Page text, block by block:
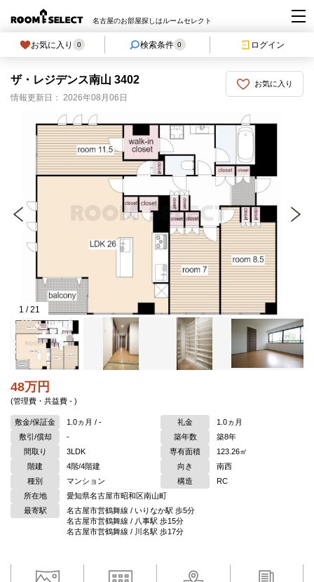
名古屋のお部屋探しはルームセレクト
お気に入り 0 検索条件 0 ログイン
お気に入り
ザ・レジデンス南山 3402
情報更新日： 2026年08月06日
1 /21
48万円
(管理費・共益費 - )
敷金/保証金 1.0ヵ月 / - 礼金
1.0ヵ月
敷引/償却
- 築年数
築8年
間取り
3LDK 専有面積
123.26㎡
階建
4階/4階建 向き
南西
種別
マンション 構造
RC
所在地
愛知県名古屋市昭和区南山町
最寄駅
名古屋市営鶴舞線 / いりなか駅 歩5分
名古屋市営鶴舞線 / 八事駅 歩15分
名古屋市営鶴舞線 / 川名駅 歩17分